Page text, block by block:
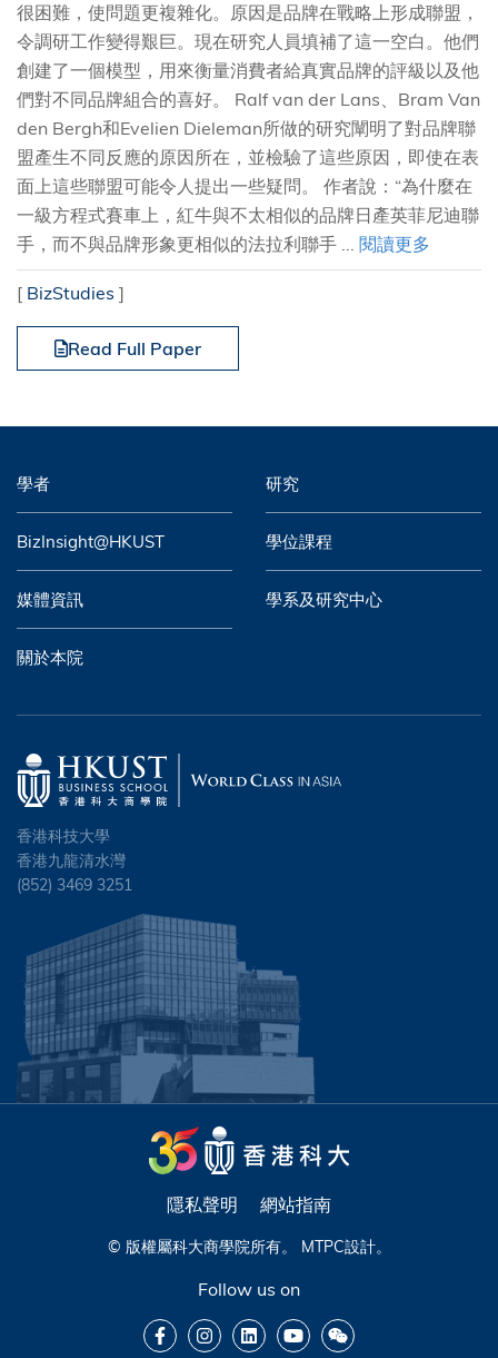
很困難，使問題更複雜化。原因是品牌在戰略上形成聯盟，
令調研工作變得艱巨。現在研究人員填補了這一空白。他們
創建了一個模型，用來衡量消費者給真實品牌的評級以及他
們對不同品牌組合的喜好。 Ralf van der Lans、Bram Van
den Bergh和Evelien Dieleman所做的研究闡明了對品牌聯
盟產生不同反應的原因所在，並檢驗了這些原因，即使在表
面上這些聯盟可能令人提出一些疑問。 作者說：“為什麼在
一級方程式賽車上，紅牛與不太相似的品牌日產英菲尼迪聯
手，而不與品牌形象更相似的法拉利聯手 ... 閱讀更多
[ BizStudies ]
Read Full Paper
學者 研究
BizInsight@HKUST 學位課程
媒體資訊 學系及研究中心
關於本院
香港科技大學
香港九龍清水灣
(852) 3469 3251
隱私聲明 網站指南
© 版權屬科大商學院所有。 MTPC設計。
Follow us on